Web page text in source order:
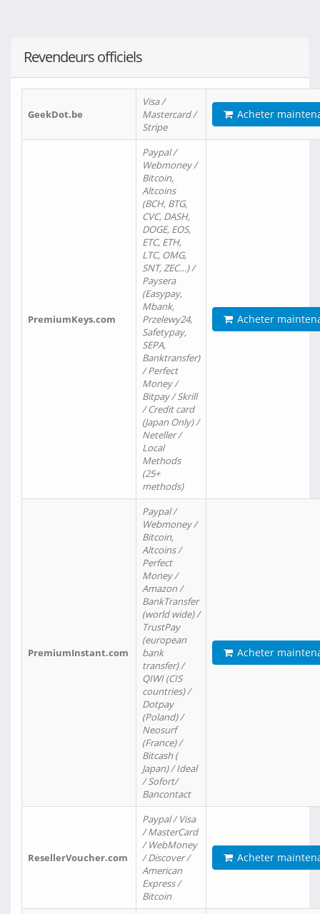
Revendeurs officiels
GeekDot.be
Visa /
Mastercard /
Stripe
Acheter
PremiumKeys.com
Paypal /
Webmoney /
Bitcoin,
Altcoins
(BCH, BTG,
CVC, DASH,
DOGE, EOS,
ETC, ETH,
LTC, OMG,
SNT, ZEC…) /
Paysera
(Easypay,
Mbank,
Przelewy24,
Safetypay,
SEPA,
Banktransfer)
/ Perfect
Money /
Bitpay / Skrill
/ Credit card
(Japan Only) /
Neteller /
Local
Methods
(25+
methods)
Acheter
PremiumInstant.com
Paypal /
Webmoney /
Bitcoin,
Altcoins /
Perfect
Money /
Amazon /
BankTransfer
(world wide) /
TrustPay
(european
bank
transfer) /
QIWI (CIS
countries) /
Dotpay
(Poland) /
Neosurf
(France) /
Bitcash (
Japan) / Ideal
/ Sofort/
Bancontact
Acheter
ResellerVoucher.com
Paypal / Visa
/ MasterCard
/ WebMoney
/ Discover /
American
Express /
Bitcoin
Acheter